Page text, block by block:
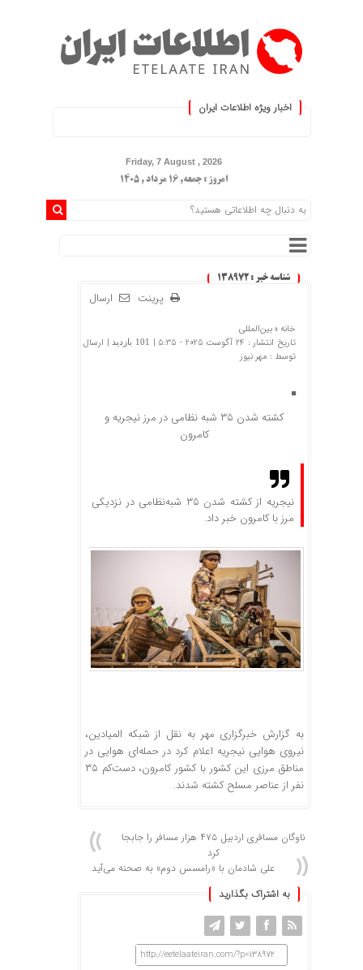
اخبار ویژه اطلاعات ایران
Friday, 7 August , 2026
امروز : جمعه, ۱۶ مرداد , ۱۴۰۵
شناسه خبر : 138972
ارسال پرینت
خانه »بین‌المللی
تاریخ انتشار : 24 آگوست 2025 - 5:35 |
101 بازدید
| ارسال
توسط : مهر نیوز
کشته شدن ۳۵ شبه نظامی در مرز نیجریه و
کامرون
نیجریه از کشته شدن ۳۵ شبه‌نظامی در نزدیکی
مرز با کامرون خبر داد.
به گزارش خبرگزاری مهر به نقل از شبکه المیادین،
نیروی هوایی نیجریه اعلام کرد در حمله‌ای هوایی در
مناطق مرزی این کشور با کشور کامرون، دست‌کم ۳۵
نفر از عناصر مسلح کشته شدند.
ناوگان مسافری اردبیل ۴۷۵ هزار مسافر را جابجا
کرد
علی شادمان با «رامسس دوم» به صحنه می‌آید
به اشتراک بگذارید
http://eetelaateiran.com/?p=138972